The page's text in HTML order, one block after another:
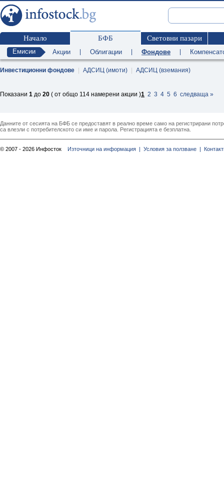
Начало БФБ Световни пазари
Емисии Акции Облигации Фондове
Инвестиционни фондове АДСИЦ (имоти) АДСИЦ (вземания)
1 2 3 4 5 6 следваща »
Показани 1 до 20 ( от общо 114 намерени акции )
Данните от сесията на БФБ се предоставят в реално време само на регистрирани
са влезли с потребителското си име и парола. Регистрацията е безплатна.
© 2007 - 2026 Инфосток Източници на информация | Условия за ползване |